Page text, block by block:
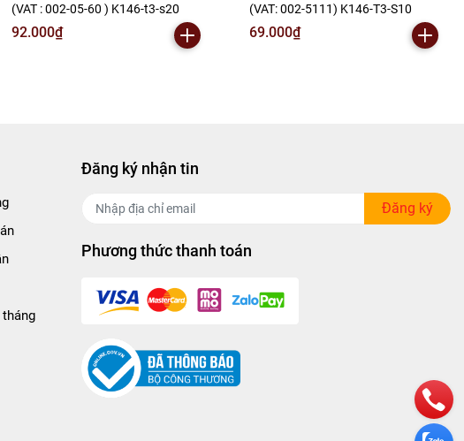
(VAT : 002-05-60 ) K146-t3-s20
92.000₫
(VAT: 002-5111) K146-T3-S10
69.000₫
Đăng ký nhận tin
Đăng ký
Phương thức thanh toán